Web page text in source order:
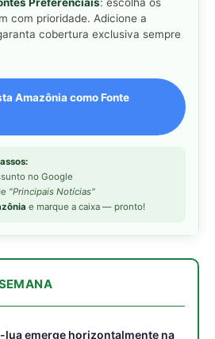
removam ectoparasitas
em sua pele
serpentes contra rochas
presas peçonhentas nos
maiores na Amazônia
combina corridas em alta
e arremessos contra rochas